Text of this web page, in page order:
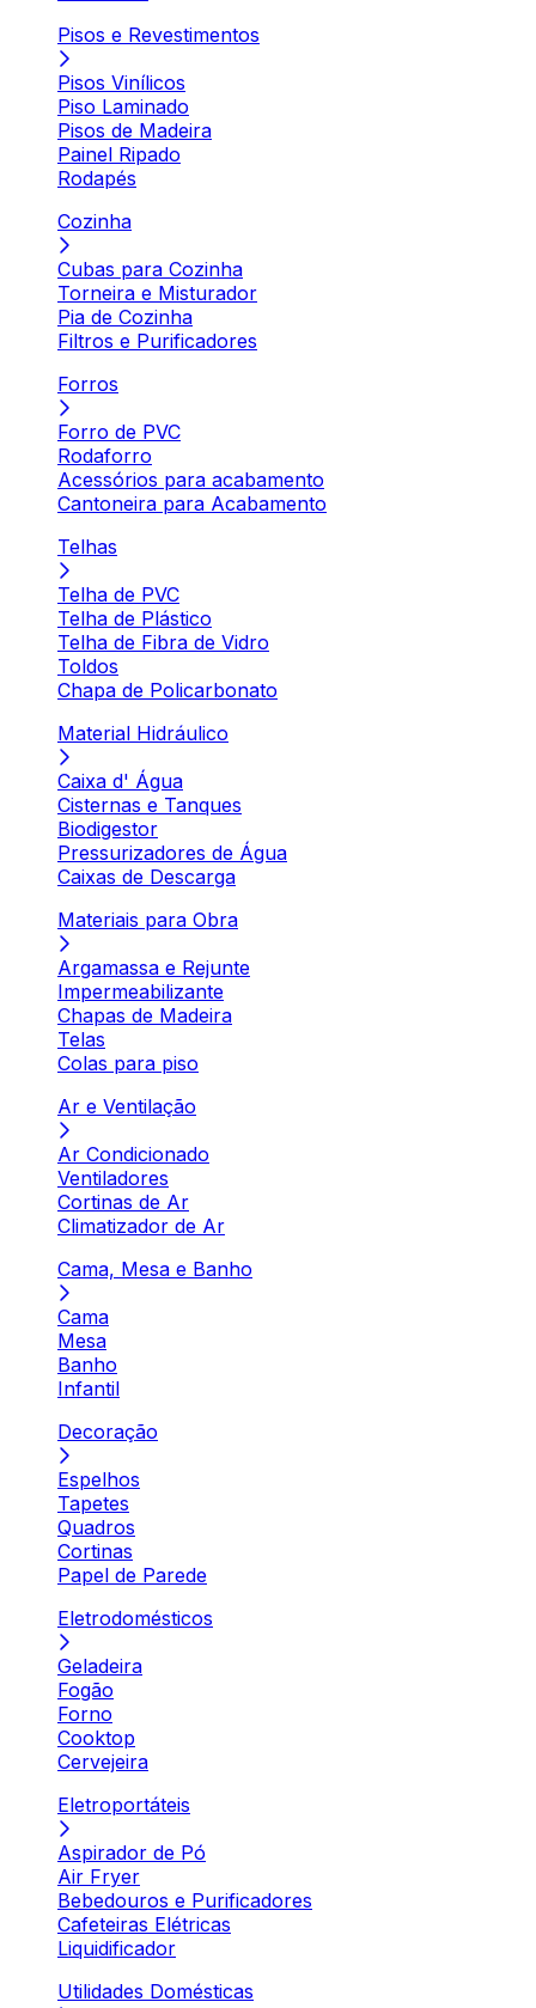
Pisos e Revestimentos
Pisos Vinílicos
Piso Laminado
Pisos de Madeira
Painel Ripado
Rodapés
Cozinha
Cubas para Cozinha
Torneira e Misturador
Pia de Cozinha
Filtros e Purificadores
Forros
Forro de PVC
Rodaforro
Acessórios para acabamento
Cantoneira para Acabamento
Telhas
Telha de PVC
Telha de Plástico
Telha de Fibra de Vidro
Toldos
Chapa de Policarbonato
Material Hidráulico
Caixa d' Água
Cisternas e Tanques
Biodigestor
Pressurizadores de Água
Caixas de Descarga
Materiais para Obra
Argamassa e Rejunte
Impermeabilizante
Chapas de Madeira
Telas
Colas para piso
Ar e Ventilação
Ar Condicionado
Ventiladores
Cortinas de Ar
Climatizador de Ar
Cama, Mesa e Banho
Cama
Mesa
Banho
Infantil
Decoração
Espelhos
Tapetes
Quadros
Cortinas
Papel de Parede
Eletrodomésticos
Geladeira
Fogão
Forno
Cooktop
Cervejeira
Eletroportáteis
Aspirador de Pó
Air Fryer
Bebedouros e Purificadores
Cafeteiras Elétricas
Liquidificador
Utilidades Domésticas